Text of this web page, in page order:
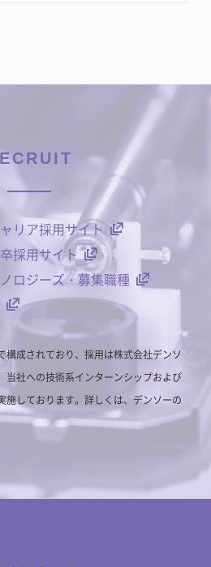
リア採用サイト
採用サイト
ロジーズ・募集職種
構成されており、採用は株式会社デンソ
当社への技術系インターンシップおよび
施しております。詳しくは、デンソーの